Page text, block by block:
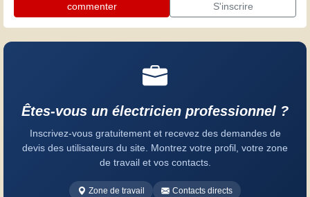
commenter
S'inscrire
Êtes-vous un électricien professionnel ?
Inscrivez-vous gratuitement et recevez des demandes de
devis des utilisateurs du site. Montrez votre profil, votre zone
de travail et vos contacts.
Zone de travail
Contacts directs